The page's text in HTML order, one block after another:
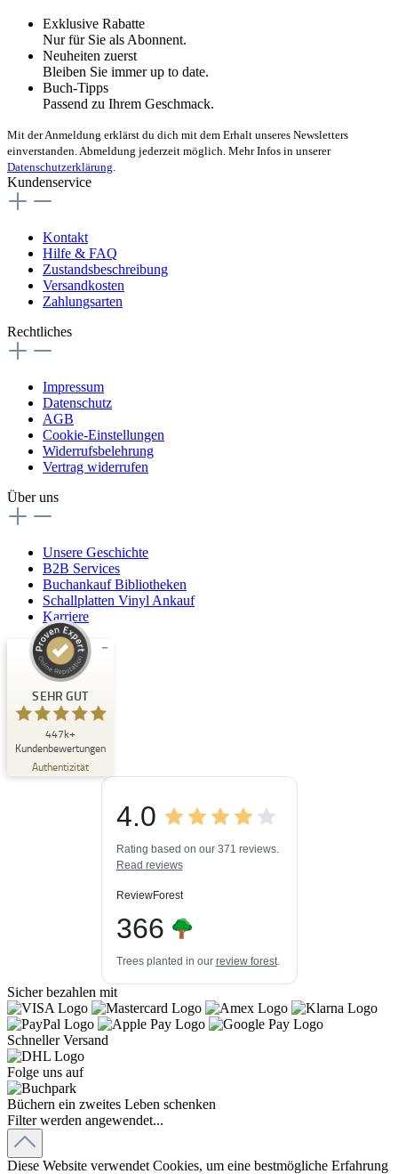
Exklusive Rabatte
Nur für Sie als Abonnent.
Neuheiten zuerst
Bleiben Sie immer up to date.
Buch-Tipps
Passend zu Ihrem Geschmack.
Mit der Anmeldung erklärst du dich mit dem Erhalt unseres Newsletters
einverstanden. Abmeldung jederzeit möglich. Mehr Infos in unserer
Datenschutzerklärung.
Kundenservice
Kontakt
Hilfe & FAQ
Zustandsbeschreibung
Versandkosten
Zahlungsarten
Rechtliches
Impressum
Datenschutz
AGB
Cookie-Einstellungen
Widerrufsbelehrung
Vertrag widerrufen
Über uns
Unsere Geschichte
B2B Services
Buchankauf Bibliotheken
Schallplatten Vinyl Ankauf
Karriere
SEHR GUT
447k+
Kundenbewertungen
Authentizität
Kundenbewertungen und Erfahrungen zu
SEHR GUT
4,84
/
5,00
3
ProvenExpert.com
Blick aufs ProvenExpert-Profil werfen
03.08.2026
4.0
Rating based on our 371 reviews.
Read reviews
ReviewForest
366
Trees planted in our review forest.
Sicher bezahlen mit
Schneller Versand
Folge uns auf
Büchern ein zweites Leben schenken
Filter werden angewendet...
Diese Website verwendet Cookies, um eine bestmögliche Erfahrung